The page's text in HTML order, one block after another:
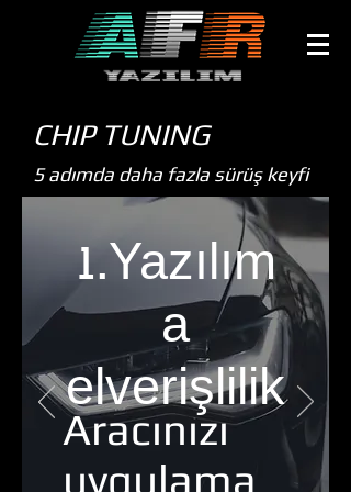
CHIP TUNING
5 adımda daha fazla sürüş keyfi
1.Yazılım
a
elverişlilik
Aracınızı
uygulama